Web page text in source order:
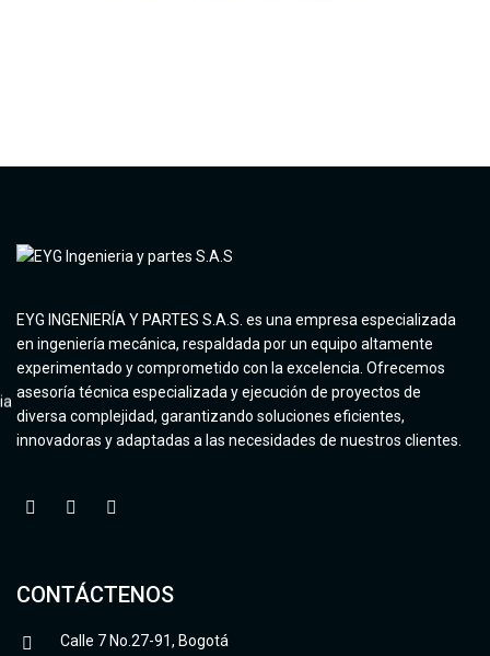
EYG INGENIERÍA Y PARTES S.A.S. es una empresa especializada
en ingeniería mecánica, respaldada por un equipo altamente
experimentado y comprometido con la excelencia. Ofrecemos
asesoría técnica especializada y ejecución de proyectos de
diversa complejidad, garantizando soluciones eficientes,
innovadoras y adaptadas a las necesidades de nuestros clientes.
CONTÁCTENOS
Calle 7 No.27-91, Bogotá